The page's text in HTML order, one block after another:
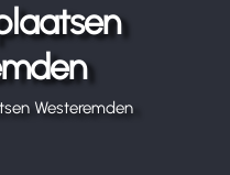
Westeremden